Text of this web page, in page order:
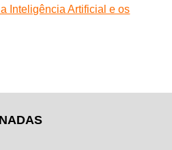
Inteligência Artificial e os